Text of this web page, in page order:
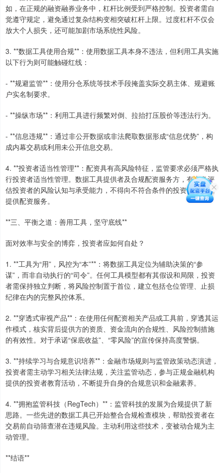
如，在正规的融资融券业务中，杠杆比例受到严格控制。投资者需自
觉遵守规定，避免通过复杂结构变相突破杠杆上限。过度杠杆不仅会
放大个人损失，还可能加剧市场系统性风险。
3. **数据工具使用合规**：使用数据工具本身不违法，但利用工具实施
以下行为则可能触碰红线：
- **规避监管**：使用分仓系统等技术手段掩盖实际交易主体、规避账
户实名制要求。
- **操纵市场**：利用工具进行频繁对倒、拉抬打压股价等违法行为。
- **信息违规**：通过非公开数据或非法爬取数据形成“信息优势”，构
成内幕交易或利用未公开信息交易。
4. **投资者适当性管理**：配资具有高风险特征，监管要求必须严格执
行投资者适当性管理。数据工具提供者及合规配资服务方，有义务评
估投资者的风险认知与承受能力，不得向不符合条件的投资者推介或
提供配资服务。
**三、平衡之道：善用工具，坚守底线**
面对效率与安全的博弈，投资者应如何自处？
1. **工具为“用”，风控为“本”**：将数据工具定位为辅助决策的“参
谋”，而非自动执行的“司令”。任何工具模型都有其假设和局限，投资
者需保持独立判断，将风险控制置于首位，建立包括仓位管理、止损
纪律在内的完整风控体系。
2. **穿透式审视产品**：在使用任何配资相关产品或工具前，穿透其运
作模式，核实背后提供方的资质、资金流向的合规性、风险控制措施
的有效性。对于承诺“保底收益”、“零风险”的宣传保持高度警惕。
3. **持续学习与合规意识培养**：金融市场规则与监管政策动态演进，
投资者需主动学习相关法律法规，关注监管动态，参与正规金融机构
提供的投资者教育活动，不断提升自身的合规意识和金融素养。
4. **拥抱监管科技（RegTech）**：监管科技的发展为合规提供了新
思路。一些先进的数据工具已开始整合合规检查模块，帮助投资者在
交易前自动筛查潜在违规风险。主动利用这些技术，变被动合规为主
动管理。
**结语**